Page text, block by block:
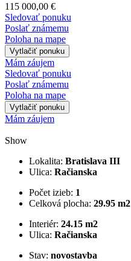
115 000,00 €
Sledovať ponuku
Poslať známemu
Poloha na mape
Vytlačiť ponuku
Mám záujem
Sledovať ponuku
Poslať známemu
Poloha na mape
Vytlačiť ponuku
Mám záujem
Show
Lokalita: Bratislava III
Ulica: Račianska
Počet izieb: 1
Celková plocha: 29.95 m2
Interiér: 24.15 m2
Ulica: Račianska
Stav: novostavba